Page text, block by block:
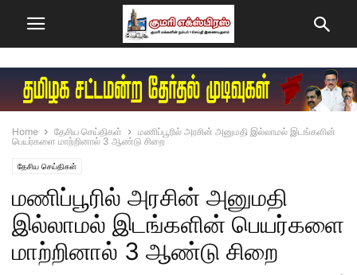
Home தேசிய செய்திகள்
மணிப்பூரில் அரசின் அனுமதி இல்லாமல் இடங்களின்
பெயர்களை மாற்றினால் 3 ஆண்டு சிறை
தேசிய செய்திகள்
மணிப்பூரில் அரசின் அனுமதி
இல்லாமல் இடங்களின் பெயர்களை
மாற்றினால் 3 ஆண்டு சிறை